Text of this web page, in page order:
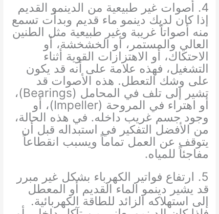
4. أصوات غير طبيعية من الدينمو القديم
إذا كان لديك دينمو ماء قديم وبدأت تسمع
منه أصواتاً غريبة وغير طبيعية مثل الطنين
العالي والمستمر، أو الخشخشة، أو
الاحتكاك، أو الاهتزازات القوية أثناء
التشغيل، فهذه علامة على أنه قد يكون
على وشك التعطل. هذه الأصوات قد
تشير إلى تلف في المحامل (Bearings)،
أو اهتراء في المروحة (Impeller)، أو
وجود جسم غريب داخله. في هذه الحالة،
من الأفضل التفكير في استبداله قبل أن
يتوقف عن العمل تماماً ويسبب انقطاعاً
مفاجئاً للمياه.
5. ارتفاع فواتير الكهرباء بشكل غير مبرر
قد يشير دينمو الماء القديم أو المعطل
إلى استهلاكه الزائد للطاقة الكهربائية.